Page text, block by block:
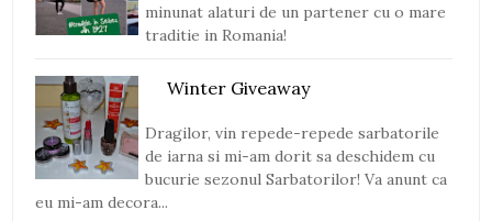
minunat alaturi de un partener cu o mare
traditie in Romania!
Winter Giveaway
Dragilor, vin repede-repede sarbatorile
de iarna si mi-am dorit sa deschidem cu
bucurie sezonul Sarbatorilor! Va anunt ca
eu mi-am decora...